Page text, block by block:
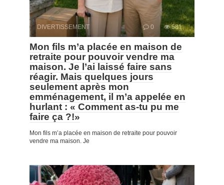
DIVERTISSEMENT 0 581
Mon fils m’a placée en maison de
retraite pour pouvoir vendre ma
maison. Je l’ai laissé faire sans
réagir. Mais quelques jours
seulement après mon
emménagement, il m’a appelée en
hurlant : « Comment as-tu pu me
faire ça ?!»
Mon fils m’a placée en maison de retraite pour pouvoir
vendre ma maison. Je